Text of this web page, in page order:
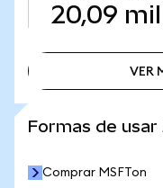
20,09 mil
VER
Formas de usar
Comprar MSFTon